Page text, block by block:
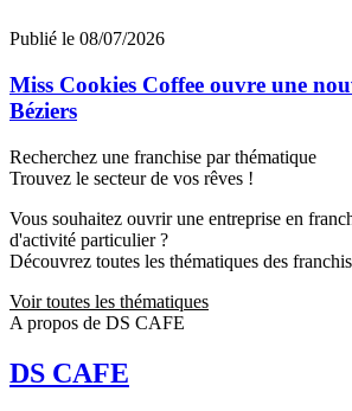
Publié le 08/07/2026
Miss Cookies Coffee ouvre une
Béziers
Recherchez une franchise par thématique
Trouvez le secteur de vos rêves !
Vous souhaitez ouvrir une entreprise en
d'activité particulier ?
Découvrez toutes les thématiques des
Voir toutes les thématiques
A propos de DS CAFE
DS CAFE